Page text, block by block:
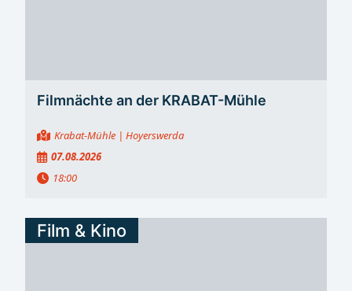
Filmnächte an der KRABAT-Mühle
Krabat-Mühle | Hoyerswerda
07.08.2026
18:00
Film & Kino